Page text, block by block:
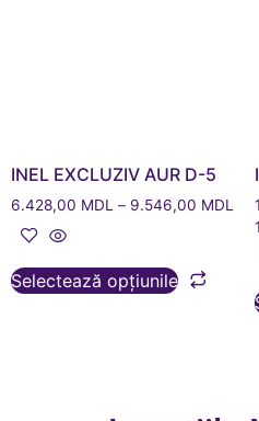
INEL EXCLUZIV AUR D-5
6.428,00 MDL – 9.546,00 MDL
Selectează opțiunile